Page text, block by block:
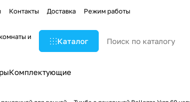
Контакты Доставка Режим работы
и
Каталог
Комплектующие